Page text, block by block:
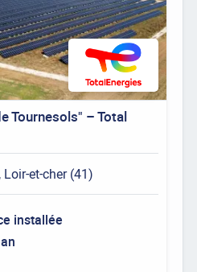
Tournesols" – Total
et-cher (41)
installée